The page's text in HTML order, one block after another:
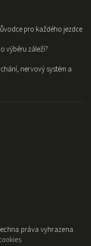
pro každého jezdce
výběru záleží?
nervový systém a
práva vyhrazena.